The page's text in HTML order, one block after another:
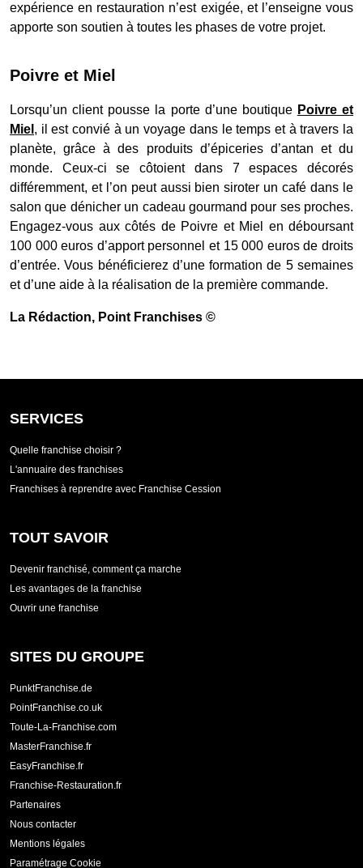
expérience en restauration n’est exigée, et l’enseigne vous
apporte son soutien à toutes les phases de votre projet.
Poivre et Miel
Lorsqu’un client pousse la porte d’une boutique Poivre et
Miel , il est convié à un voyage dans le temps et à travers la
planète, grâce à des produits d’épiceries d’antan et du
monde. Ceux-ci se côtoient dans 7 espaces décorés
différemment, et l’on peut aussi bien siroter un café dans le
salon que dénicher un cadeau gourmand pour ses proches.
Engagez-vous aux côtés de Poivre et Miel en déboursant
100 000 euros d’apport personnel et 15 000 euros de droits
d’entrée. Vous bénéficierez d’une formation de 5 semaines
et d’une aide à la réalisation de la première commande.
La Rédaction, Point Franchises ©
SERVICES
Quelle franchise choisir ?
L'annuaire des franchises
Franchises à reprendre avec Franchise Cession
TOUT SAVOIR
Devenir franchisé, comment ça marche
Les avantages de la franchise
Ouvrir une franchise
SITES DU GROUPE
PunktFranchise.de
PointFranchise.co.uk
Toute-La-Franchise.com
MasterFranchise.fr
EasyFranchise.fr
Franchise-Restauration.fr
Partenaires
Nous contacter
Mentions légales
Paramétrage Cookie